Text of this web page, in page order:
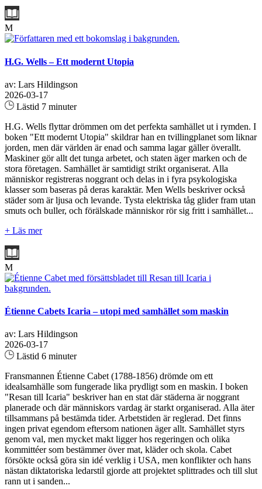
M
H.G. Wells – Ett modernt Utopia
av: Lars Hildingson
2026-03-17
Lästid 7 minuter
H.G. Wells flyttar drömmen om det perfekta samhället ut i rymden. I
boken "Ett modernt Utopia" skildrar han en tvillingplanet som liknar
jorden, men där världen är enad och samma lagar gäller överallt.
Maskiner gör allt det tunga arbetet, och staten äger marken och de
stora företagen. Samhället är samtidigt strikt organiserat. Alla
människor registreras noggrant och delas in i fyra psykologiska
klasser som baseras på deras karaktär. Men Wells beskriver också
städer som är ljusa och levande. Tysta elektriska tåg glider fram utan
smuts och buller, och förälskade människor rör sig fritt i samhället...
+ Läs mer
M
Étienne Cabets Icaria – utopi med samhället som maskin
av: Lars Hildingson
2026-03-17
Lästid 6 minuter
Fransmannen Étienne Cabet (1788-1856) drömde om ett
idealsamhälle som fungerade lika prydligt som en maskin. I boken
"Resan till Icaria" beskriver han en stat där städerna är noggrant
planerade och där människors vardag är starkt organiserad. Alla äter
tillsammans på bestämda tider. Arbetstiden är reglerad. Det finns
ingen privat egendom eftersom nationen äger allt. Samhället styrs
genom val, men mycket makt ligger hos regeringen och olika
kommittéer som bestämmer över mat, kläder och skola. Cabet
försökte också göra sin idé verklig i USA, men konflikter och hans
nästan diktatoriska ledarstil gjorde att projektet splittrades och till slut
rann ut i sanden...